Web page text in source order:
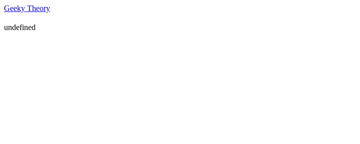
Geeky Theory
undefined